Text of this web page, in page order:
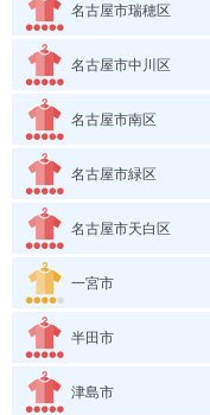
名古屋市瑞穂区
名古屋市中川区
名古屋市南区
名古屋市緑区
名古屋市天白区
一宮市
半田市
津島市